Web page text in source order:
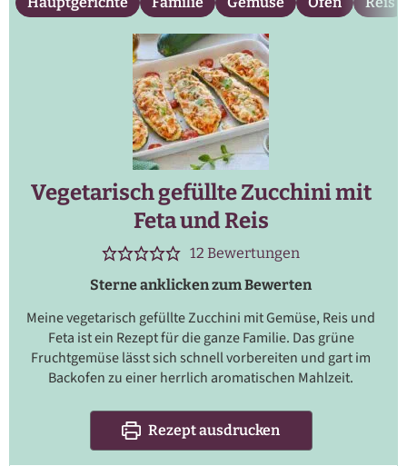
Vegetarisch gefüllte Zucchini mit
Feta und Reis
12 Bewertungen
Sterne anklicken zum Bewerten
Meine vegetarisch gefüllte Zucchini mit Gemüse, Reis und
Feta ist ein Rezept für die ganze Familie. Das grüne
Fruchtgemüse lässt sich schnell vorbereiten und gart im
Backofen zu einer herrlich aromatischen Mahlzeit.
Rezept ausdrucken